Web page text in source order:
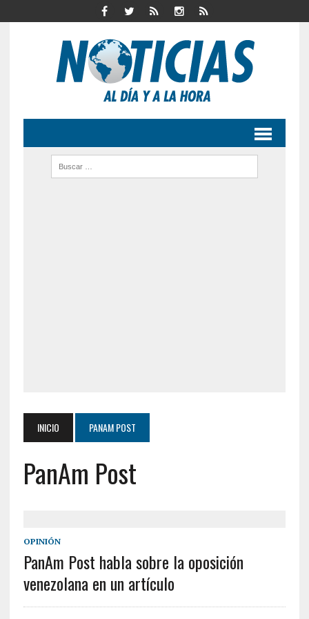
INICIO PANAM POST
PanAm Post
OPINIÓN
PanAm Post habla sobre la oposición
venezolana en un artículo